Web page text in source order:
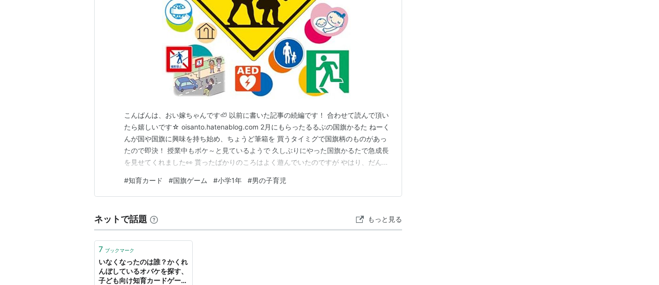
こんばんは、おい嫁ちゃんです🦥 以前に書いた記事の続編です！ 合わせて読んで頂い
たら嬉しいです☆ oisanto.hatenablog.com 2月にもらったるるぶの国旗かるた ねーく
んが国や国旗に興味を持ち始め、ちょうど筆箱を 買うタイミグで国旗柄のものがあっ
たので即決！ 授業中もボケ～と見ているようで 久しぶりにやった国旗かるたで急成長
を見せてくれました👀 貰ったばかりのころはよく遊んでいたのですが やはり、だんだ
にやるきっかけになったのは これをくれた伯父（おい嫁ちゃんの兄）が 遊びにくるこ
とになったからです…
#知育カード #国旗ゲーム #小学1年 #男の子育児
ネットで話題 もっと見る
7 ブックマーク
いなくなったのは誰？かくれ
んぼしているオバケを探す、
子ども向け知育カードゲーム